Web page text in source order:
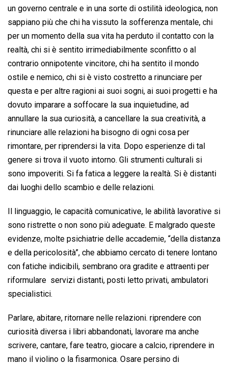
un governo centrale e in una sorte di ostilità ideologica, non
sappiano più che chi ha vissuto la sofferenza mentale, chi
per un momento della sua vita ha perduto il contatto con la
realtà, chi si è sentito irrimediabilmente sconfitto o al
contrario onnipotente vincitore, chi ha sentito il mondo
ostile e nemico, chi si è visto costretto a rinunciare per
questa e per altre ragioni ai suoi sogni, ai suoi progetti e ha
dovuto imparare a soffocare la sua inquietudine, ad
annullare la sua curiosità, a cancellare la sua creatività, a
rinunciare alle relazioni ha bisogno di ogni cosa per
rimontare, per riprendersi la vita. Dopo esperienze di tal
genere si trova il vuoto intorno. Gli strumenti culturali si
sono impoveriti. Si fa fatica a leggere la realtà. Si è distanti
dai luoghi dello scambio e delle relazioni.
Il linguaggio, le capacità comunicative, le abilità lavorative si
sono ristrette o non sono più adeguate. E malgrado queste
evidenze, molte psichiatrie delle accademie, “della distanza
e della pericolosità”, che abbiamo cercato di tenere lontano
con fatiche indicibili, sembrano ora gradite e attraenti per
riformulare servizi distanti, posti letto privati, ambulatori
specialistici.
Parlare, abitare, ritornare nelle relazioni. riprendere con
curiosità diversa i libri abbandonati, lavorare ma anche
scrivere, cantare, fare teatro, giocare a calcio, riprendere in
mano il violino o la fisarmonica. Osare persino di